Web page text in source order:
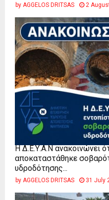
by AGGELOS DRITSAS 2
Η Δ.Ε.Υ.Α.Ν ανακοινώνει
αποκαταστάθηκε
υδροδότησης...
by AGGELOS DRITSAS 31 July